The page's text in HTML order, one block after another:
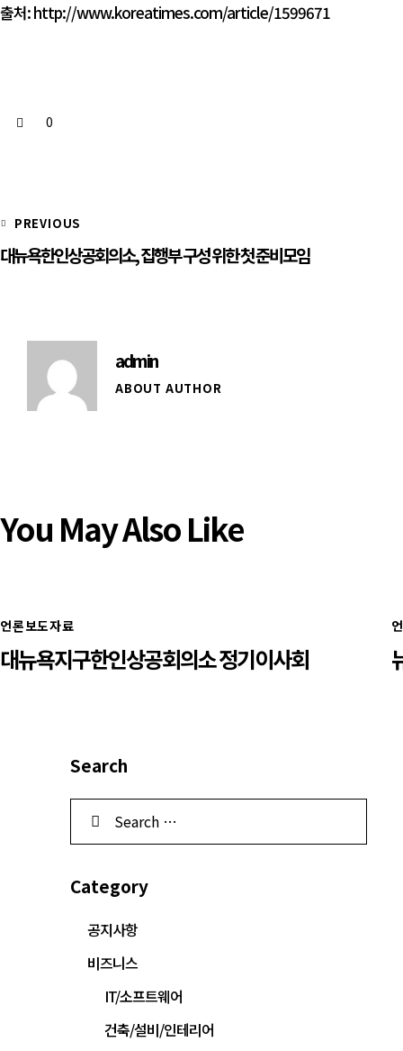
출처:http://www.koreatimes.com/article/1599671
0
PREVIOUS
대뉴욕한인상공회의소, 집행부 구성 위한 첫 준비모임
admin
ABOUT AUTHOR
You May Also Like
언론보도자료
대뉴욕지구한인상공회의소 정기이사회
Search
Category
공지사항
비즈니스
IT/소프트웨어
건축/설비/인테리어